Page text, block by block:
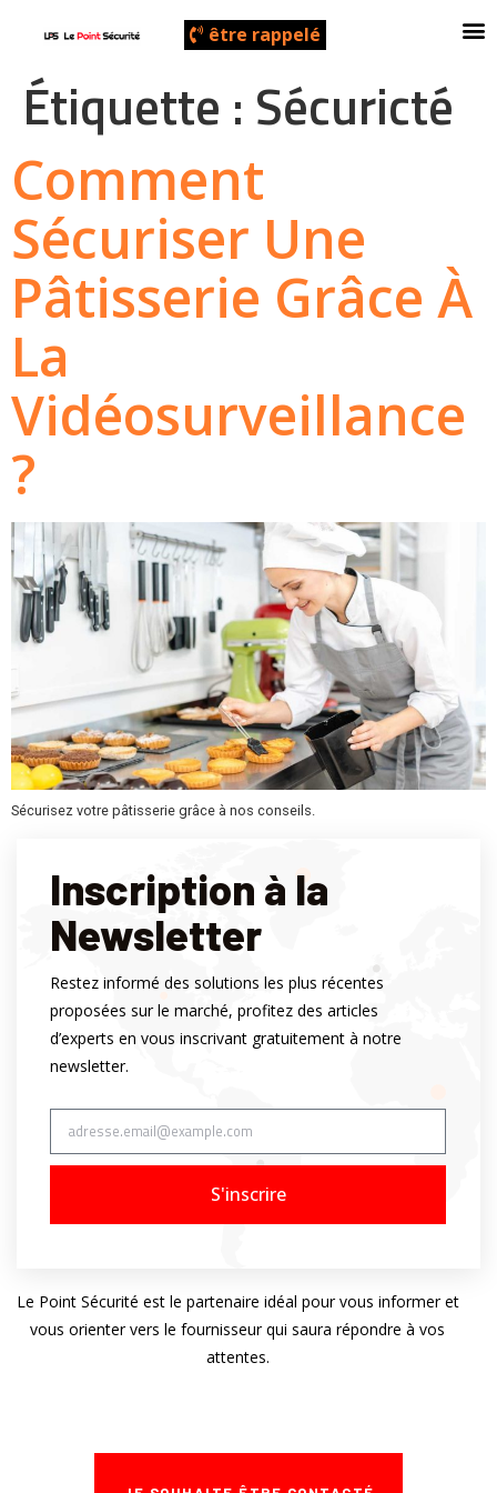
être rappelé
Étiquette : Sécuricté
Comment
Sécuriser Une
Pâtisserie Grâce À
La
Vidéosurveillance
?
Sécurisez votre pâtisserie grâce à nos conseils.
Inscription à la
Newsletter
Restez informé des solutions les plus récentes
proposées sur le marché, profitez des articles
d’experts en vous inscrivant gratuitement à notre
newsletter.
S'inscrire
Le Point Sécurité est le partenaire idéal pour vous informer et
vous orienter vers le fournisseur qui saura répondre à vos
attentes.